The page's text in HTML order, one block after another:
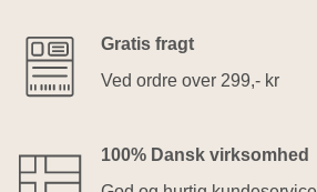
Gratis fragt
Ved ordre over 299,- kr
100% Dansk virksomhed